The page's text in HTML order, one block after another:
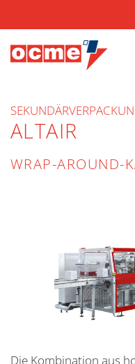
ALTAIR
WRAP-AROUND-
Die Kombination aus